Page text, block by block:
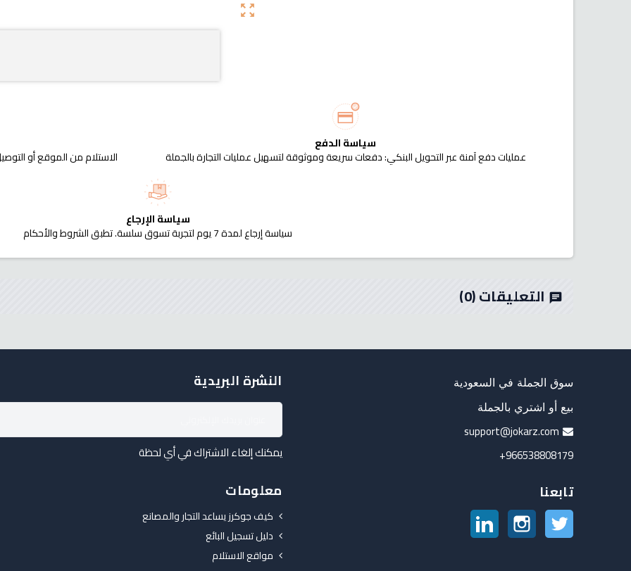
zoom_out_map
سياسة الدفع
عمليات دفع آمنة عبر التحويل البنكي: دفعات سريعة وموثوقة لتسهيل عمليات التجارة بالجملة الاستلام من الموقع أو
سياسة الإرجاع
سياسة إرجاع لمدة 7 يوم لتجربة تسوق سلسة. تطبق الشروط والأحكام
chat التعليقات(0)
سوق الجملة في السعودية
بيع أو اشتري بالجملة
support@jokarz.com
966538808179+
تابعنا
تويتر انستغرام
النشرة البريدية
يمكنك إلغاء الاشتراك في أي لحظة
معلومات
كيف جوكرز يساعد التجار والمصانع
دليل تسجيل البائع
مواقع الاستلام